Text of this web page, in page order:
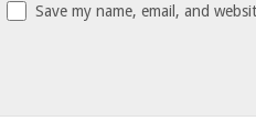
Save my name, email, and